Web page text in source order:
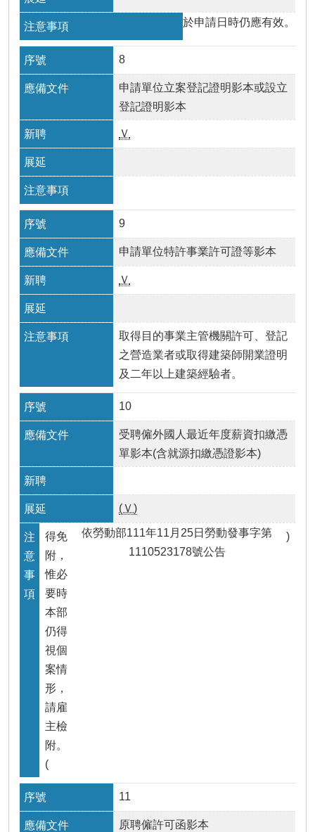
於申請日時仍應有效。
8
申請單位立案登記證明影本或設立
登記證明影本
Ｖ
9
申請單位特許事業許可證等影本
Ｖ
取得目的事業主管機關許可、登記
之營造業者或取得建築師開業證明
及二年以上建築經驗者。
10
受聘僱外國人最近年度薪資扣繳憑
單影本(含就源扣繳憑證影本)
(Ｖ)
得免
附，
惟必
要時
本部
仍得
視個
案情
形，
請雇
主檢
附。
(
依勞動部111年11月25日勞動發事字第
1110523178號公告
)
11
原聘僱許可函影本